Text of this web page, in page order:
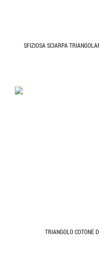
SFIZIOSA SCIARPA
TRIANGOLO COTONE